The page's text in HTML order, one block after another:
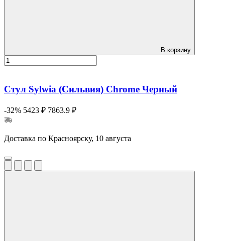
В корзину
Стул Sylwia (Сильвия) Сhrome Черный
-32% 5423 ₽ 7863.9 ₽
Доставка по Красноярску, 10 августа